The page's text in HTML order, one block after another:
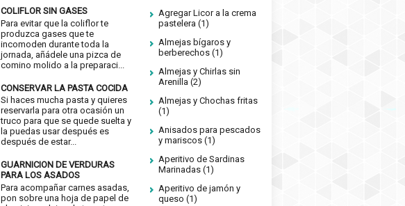
COLIFLOR SIN GASES
Para evitar que la coliflor te
produzca gases que te
incomoden durante toda la
jornada, añádele una pizca de
comino molido a la preparaci...
CONSERVAR LA PASTA COCIDA
Si haces mucha pasta y quieres
reservarla para otra ocasión un
truco para que se quede suelta y
la puedas usar después es
después de estar...
GUARNICION DE VERDURAS
PARA LOS ASADOS
Para acompañar carnes asadas,
pon sobre una hoja de papel de
Agregar Licor a la crema
pastelera (1)
Almejas bígaros y
berberechos (1)
Almejas y Chirlas sin
Arenilla (2)
Almejas y Chochas fritas
(1)
Anisados para pescados
y mariscos (1)
Aperitivo de Sardinas
Marinadas (1)
Aperitivo de jamón y
queso (1)